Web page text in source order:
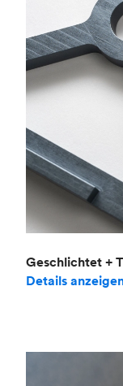
Geschlichtet +
Details